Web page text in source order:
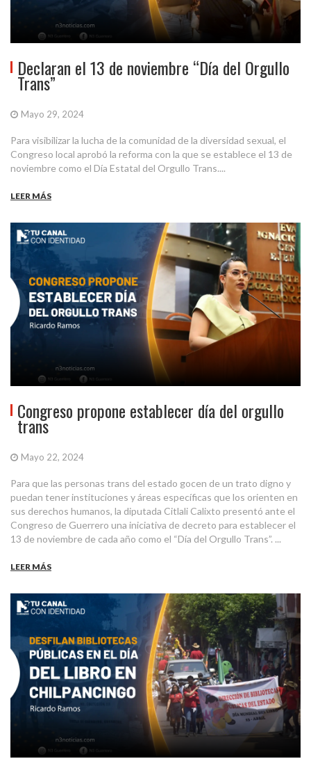
Declaran el 13 de noviembre “Día del Orgullo
Trans”
Mayo 29, 2024
Para visibilizar la lucha de la comunidad de la diversidad sexual, el
Congreso local aprobó la reforma con la que se establece el 13 de
noviembre como el Día Estatal del Orgullo Trans....
LEER MÁS
Congreso propone establecer día del orgullo
trans
Mayo 22, 2024
Para que las personas trans del estado gocen de un trato digno y
puedan tener instituciones y áreas específicas que los orienten en
sus derechos humanos, la diputada Citlali Calixto presentó ante el
Congreso de Guerrero una iniciativa de decreto para establecer el
13 de noviembre de cada año como el “Día del Orgullo Trans”. ...
LEER MÁS